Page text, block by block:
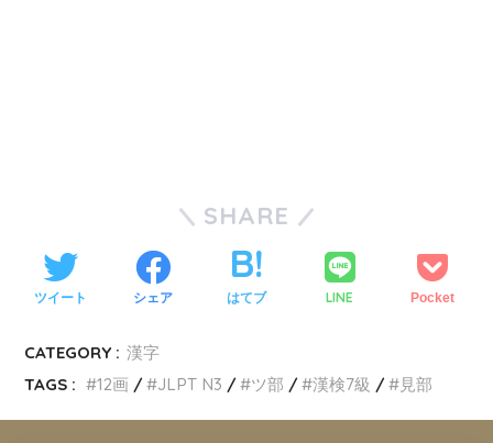
SHARE
ツイート シェア はてブ LINE Pocket
CATEGORY : 漢字
TAGS :
12画 JLPT N3 ツ部 漢検7級 見部